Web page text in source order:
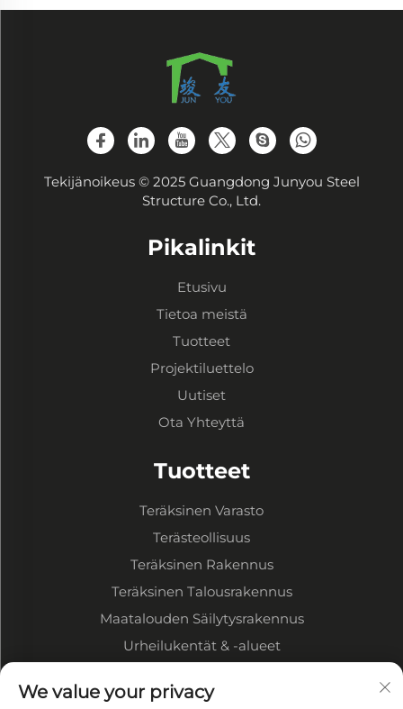
Tekijänoikeus © 2025 Guangdong Junyou Steel
Structure Co., Ltd.
Pikalinkit
Etusivu
Tietoa meistä
Tuotteet
Projektiluettelo
Uutiset
Ota Yhteyttä
Tuotteet
Teräksinen Varasto
Terästeollisuus
Teräksinen Rakennus
Teräksinen Talousrakennus
Maatalouden Säilytysrakennus
Urheilukentät & -alueet
TIETOA YRITYKSESTÄ
We value your privacy